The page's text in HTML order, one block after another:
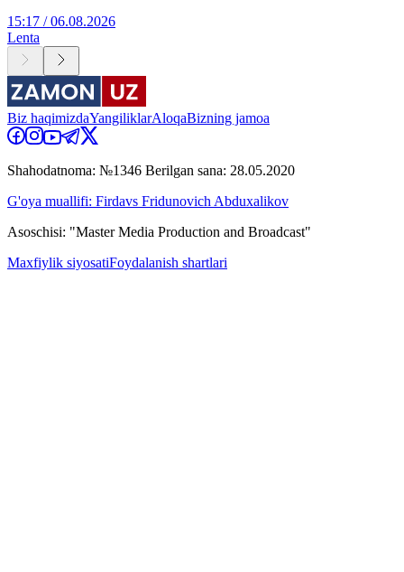
15:17 / 06.08.2026
Lenta
Biz haqimizdaYangiliklarAloqaBizning jamoa
Shahodatnoma: №1346 Berilgan sana: 28.05.2020
G'oya muallifi: Firdavs Fridunovich Abduxalikov
Asoschisi: "Master Media Production and Broadcast"
Maxfiylik siyosatiFoydalanish shartlari